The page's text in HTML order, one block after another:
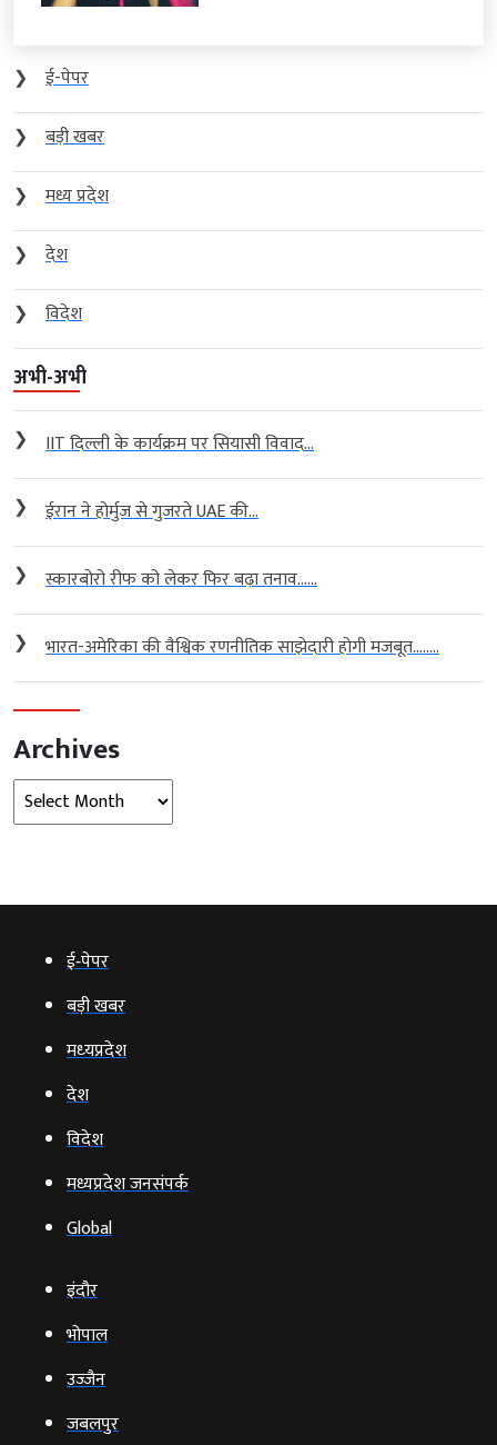
❯
ई-पेपर
❯
बड़ी खबर
❯
मध्य प्रदेश
❯
देश
❯
विदेश
अभी-अभी
❯ IIT दिल्ली के कार्यक्रम पर सियासी विवाद...
❯ ईरान ने होर्मुज से गुजरते UAE की...
❯ स्कारबोरो रीफ को लेकर फिर बढ़ा तनाव…...
❯ भारत-अमेरिका की वैश्विक रणनीतिक साझेदारी होगी मजबूत….....
Archives
Archives
ई‑पेपर
बड़ी खबर
मध्‍यप्रदेश
देश
विदेश
मध्यप्रदेश जनसंपर्क
Global
इंदौर
भोपाल
उज्‍जैन
जबलपुर